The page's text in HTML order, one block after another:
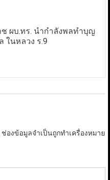
ผบ.ทร. นำกำลังพลทำบุญ
ในหลวง ร.9
ช่องข้อมูลจำเป็นถูกทำเครื่องหมาย